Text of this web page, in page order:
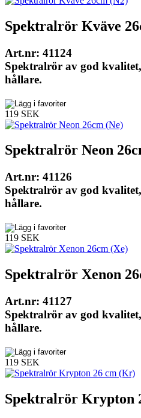
Spektralrör Kväve
Art.nr: 41124
Spektralrör av god
hållare.
119 SEK
Spektralrör Neon
Art.nr: 41126
Spektralrör av god
hållare.
119 SEK
Spektralrör Xenon
Art.nr: 41127
Spektralrör av god
hållare.
119 SEK
Spektralrör Krypton